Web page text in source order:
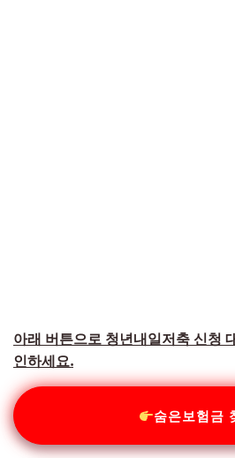
아래 버튼으로 청년내일저축 신청
인하세요.
숨은보험금